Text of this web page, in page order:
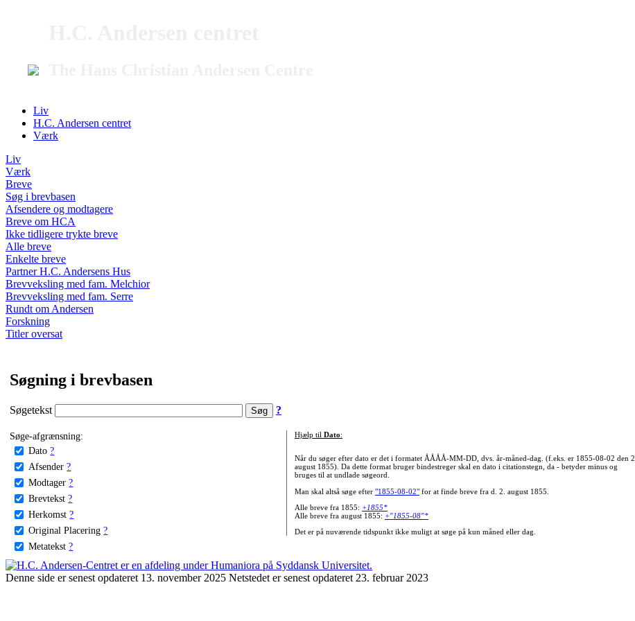
Liv
H.C. Andersen centret
Værk
Liv
Værk
Breve
Søg i brevbasen
Afsendere og modtagere
Breve om HCA
Ikke tidligere trykte breve
Alle breve
Enkelte breve
Partner H.C. Andersens Hus
Brevveksling med fam. Melchior
Brevveksling med fam. Serre
Rundt om Andersen
Forskning
Titler oversat
Søgning i brevbasen
Søgetekst ?
Søge-afgrænsning:
Dato ?
Afsender ?
Modtager ?
Brevtekst ?
Herkomst ?
Original Placering ?
Metatekst ?
Hjælp til Dato:
Når du søger efter dato er det i formatet ÅÅÅÅ-MM-DD, dvs. år-måned-dag. (f.eks. er 1855-08-02 den 2.
august 1855). Da dette format bruger bindestreger skal en dato i citationstegn, da - betyder minus og
bruges til at undlade søgeord.
Man skal altså søge efter "1855-08-02"for at finde breve fra d. 2. august 1855.
Alle breve fra 1855: +1855*
Alle breve fra august 1855: +"1855-08"*
Det er på nuværende tidspunkt ikke muligt at søge på kun måned eller dag.
Denne side er senest opdateret 13. november 2025 Netstedet er senest opdateret 23. februar 2023